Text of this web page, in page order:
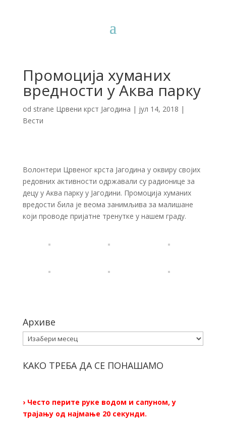
Промоција хуманих
вредности у Аква парку
od strane Црвени крст Јагодина | јул 14, 2018 |
Вести
Волонтери Црвеног крста Јагодина у оквиру својих
редовних активности одржавали су радионице за
децу у Аква парку у Јагодини. Промоција хуманих
вредости била је веома занимљива за малишане
који проводе пријатне тренутке у нашем граду.
Архиве
Архиве
КАКО ТРЕБА ДА СЕ ПОНАШАМО
› Често перите руке водом и сапуном, у
трајању од најмање 20 секунди.